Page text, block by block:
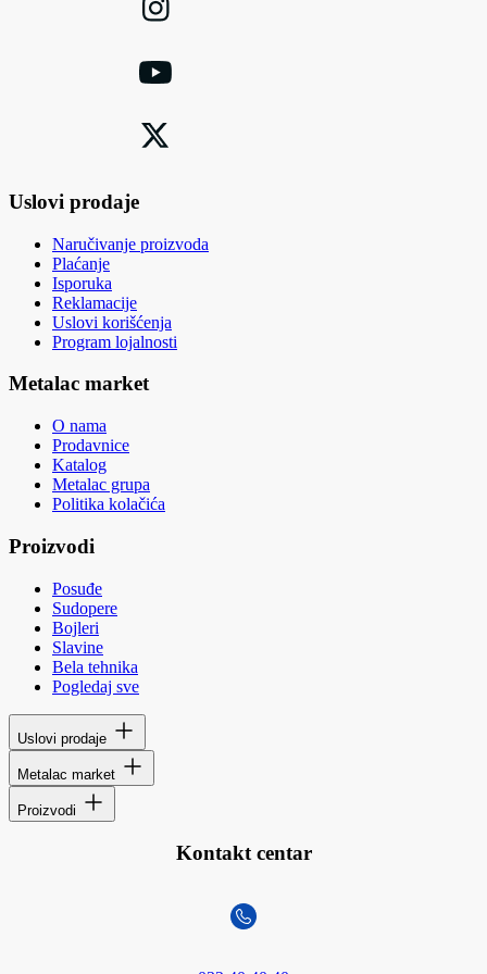
Uslovi prodaje
Naručivanje proizvoda
Plaćanje
Isporuka
Reklamacije
Uslovi korišćenja
Program lojalnosti
Metalac market
O nama
Prodavnice
Katalog
Metalac grupa
Politika kolačića
Proizvodi
Posuđe
Sudopere
Bojleri
Slavine
Bela tehnika
Pogledaj sve
Uslovi prodaje
Metalac market
Proizvodi
Kontakt centar